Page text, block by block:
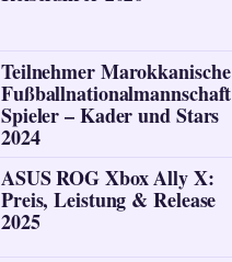
Teilnehmer Marokkanische
Fußballnationalmannschaft
Spieler – Kader und Stars
2024
ASUS ROG Xbox Ally X:
Preis, Leistung & Release
2025